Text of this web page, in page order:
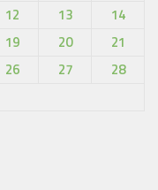
12 13
14
19 20
21
26 27
28